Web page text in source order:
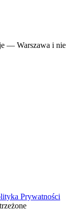
— Warszawa i nie
Prywatności